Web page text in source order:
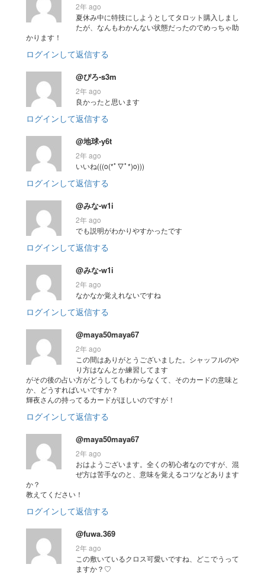
2年 ago
夏休み中に特技にしようとしてタロット購入しまし
たが、なんもわかんない状態だったのでめっちゃ助
かります！
ログインして返信する
@ぴろ-s3m
2年 ago
良かったと思います
ログインして返信する
@地球-y6t
2年 ago
いいね(((o(*ﾟ▽ﾟ*)o)))
ログインして返信する
@みな-w1i
2年 ago
でも説明がわかりやすかったです
ログインして返信する
@みな-w1i
2年 ago
なかなか覚えれないですね
ログインして返信する
@maya50maya67
2年 ago
この間はありがとうございました。シャッフルのや
り方はなんとか練習してます
がその後の占い方がどうしてもわからなくて、そのカードの意味と
か、どうすればいいですか？
輝夜さんの持ってるカードがほしいのですが！
ログインして返信する
@maya50maya67
2年 ago
おはようございます。全くの初心者なのですが、混
ぜ方は苦手なのと、意味を覚えるコツなどあります
か？
教えてください！
ログインして返信する
@fuwa.369
2年 ago
この敷いているクロス可愛いですね、どこでうって
ますか？♡